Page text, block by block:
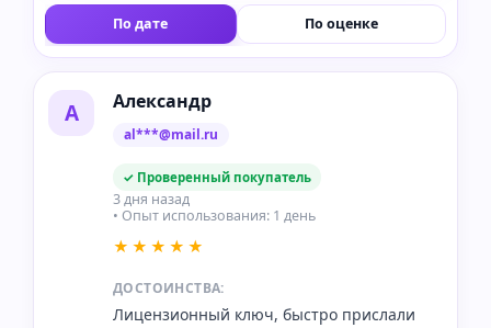
По дате По оценке
А Александр
al***@mail.ru
✓ Проверенный покупатель
3 дня назад
• Опыт использования: 1 день
★★★★★
ДОСТОИНСТВА:
Лицензионный ключ, быстро прислали